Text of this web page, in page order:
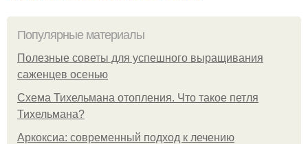
Популярные материалы
Полезные советы для успешного выращивания
саженцев осенью
Схема Тихельмана отопления. Что такое петля
Тихельмана?
Аркоксиа: современный подход к лечению